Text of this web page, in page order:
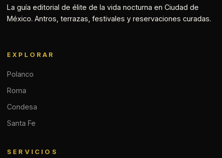
La guía editorial de élite de la vida nocturna en Ciudad de
México. Antros, terrazas, festivales y reservaciones curadas.
EXPLORAR
Polanco
Roma
Condesa
Santa Fe
SERVICIOS